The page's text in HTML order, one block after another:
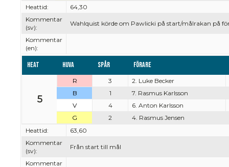
Heattid:
64,30
Kommentar
(sv):
Wahlquist körde om Pawlicki på start/målrakan på
Kommentar
(en):
Heat Huva Spår Förare
5
R 3
2. Luke Becker
B
1
7. Rasmus Karlsson
V
4
6. Anton Karlsson
G
2
4. Rasmus Jensen
Heattid:
63,60
Kommentar
(sv):
Från start till mål
Kommentar